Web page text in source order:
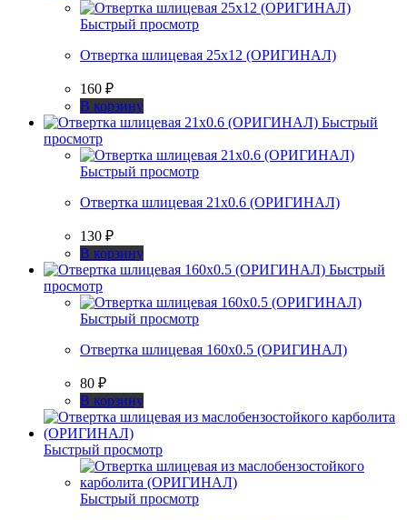
Быстрый просмотр
Отвертка шлицевая 25х12 (ОРИГИНАЛ)
160 ₽
В корзину
Быстрый
просмотр
Быстрый просмотр
Отвертка шлицевая 21х0.6 (ОРИГИНАЛ)
130 ₽
В корзину
Быстрый
просмотр
Быстрый просмотр
Отвертка шлицевая 160х0.5 (ОРИГИНАЛ)
80 ₽
В корзину
Быстрый просмотр
Быстрый просмотр